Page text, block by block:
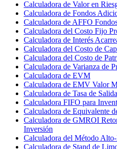
Calculadora de Valor en
Calculadora de Fondos
Calculadora de AFFO
Calculadora del Costo Fijo
Calculadora de Interés
Calculadora del Costo de
Calculadora del Costo de
Calculadora de Varianza de
Calculadora de EVM
Calculadora de EMV Valor
Calculadora de Tasa de Salida
Calculadora FIFO para
Calculadora de Equivalente
Calculadora de GMROI
Inversión
Calculadora del Método
Calculadora de Stand de